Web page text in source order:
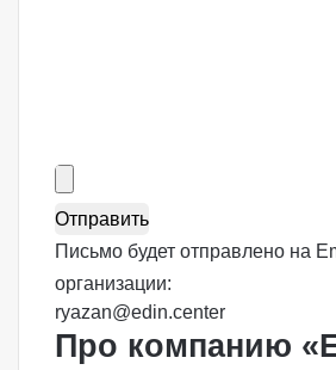
Письмо будет отправлено на
организации:
ryazan@edin.center
Про компанию